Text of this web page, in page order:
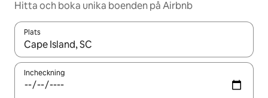
Hitta och boka unika boenden på Airbnb
Plats
När resultaten är tillgängliga kan du navigera med upp- och
Incheckning